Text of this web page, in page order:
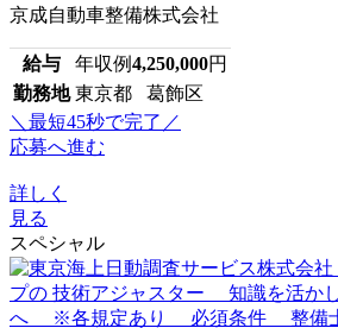
京成自動車整備株式会社
給与 年収例4,250,000円
勤務地 東京都 葛飾区
＼最短45秒で完了／
応募へ進む
詳しく
見る
スペシャル